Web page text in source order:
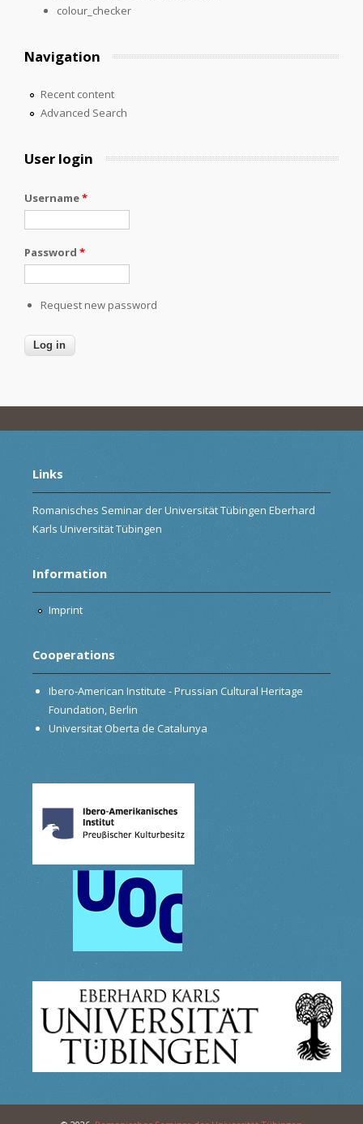
colour_checker
Navigation
Recent content
Advanced Search
User login
Username*
Password *
Request new password
Links
Romanisches Seminar der Universität Tübingen Eberhard
Karls Universität Tübingen
Information
Imprint
Cooperations
Ibero-American Institute - Prussian Cultural Heritage
Foundation, Berlin
Universitat Oberta de Catalunya